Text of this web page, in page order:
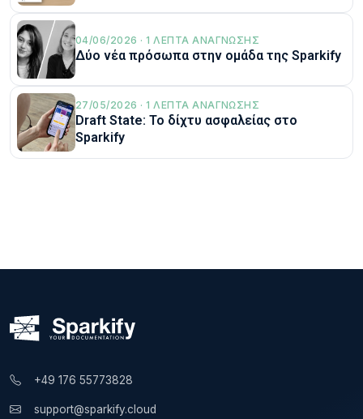
04/06/2026 · 1 ΛΕΠΤΆ ΑΝΆΓΝΩΣΗΣ
Δύο νέα πρόσωπα στην ομάδα της Sparkify
27/05/2026 · 1 ΛΕΠΤΆ ΑΝΆΓΝΩΣΗΣ
Draft State: Το δίχτυ ασφαλείας στο
Sparkify
+49 176 55773828
support@sparkify.cloud